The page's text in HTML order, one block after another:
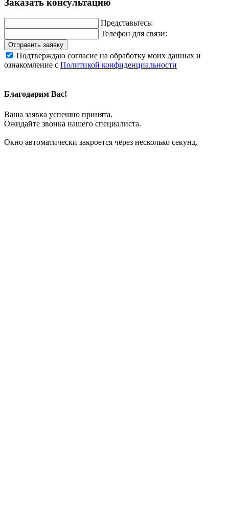
Заказать консультацию
Представьтесь:
Телефон для связи:
Отправить заявку
Подтверждаю согласие на обработку моих данных и
ознакомление с Политикой конфиденциальности
Благодарим Вас!
Ваша заявка успешно принята.
Ожидайте звонка нашего специалиста.
Окно автоматически закроется через несколько секунд.